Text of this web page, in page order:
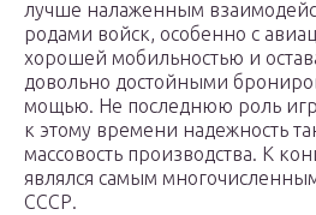
лучше налаженным
родами войск, особенно с
хорошей мобильностью и
довольно достойными
мощью. Не последнюю роль
к этому времени надежность
массовость производства. К
являлся самым
СССР.